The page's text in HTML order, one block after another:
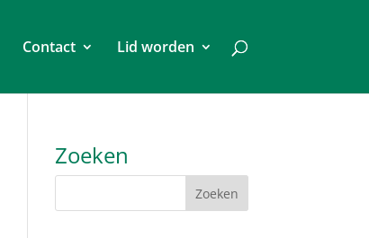
Contact Lid worden
Zoeken